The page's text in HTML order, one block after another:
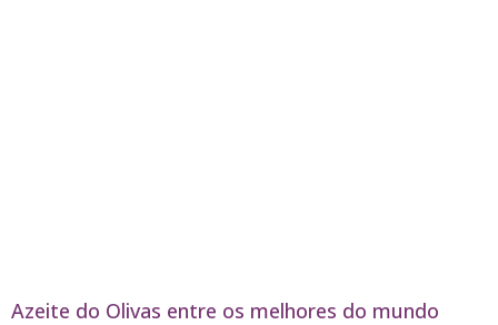
Azeite do Olivas entre os melhores do mundo